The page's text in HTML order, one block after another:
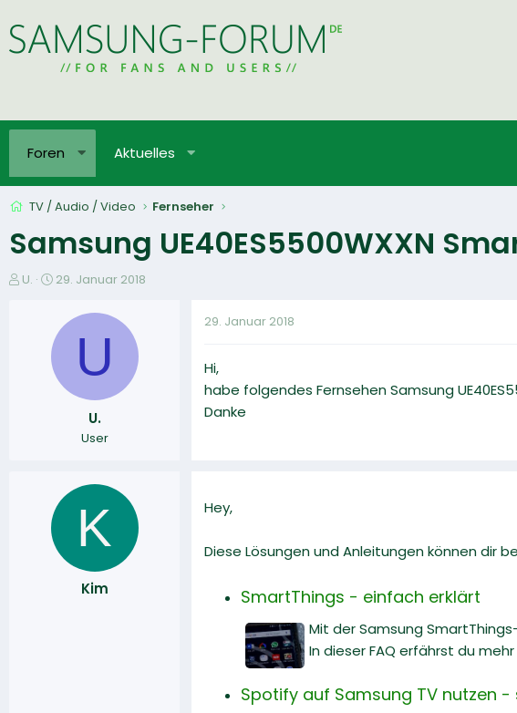
Foren Aktuelles
TV / Audio / Video Fernseher
Samsung UE40ES5500WXXN
EU.
E
t
29. Januar 2018
U
U.
User
29. Januar 2018
Hi,
habe folgendes Fernsehen Samsung
Danke
K
Kim
Hey,
Diese Lösungen und Anleitungen können dir
SmartThings - einfach erklärt
Mit der Samsung
In dieser FAQ erfährst du
Spotify auf Samsung TV nutzen -